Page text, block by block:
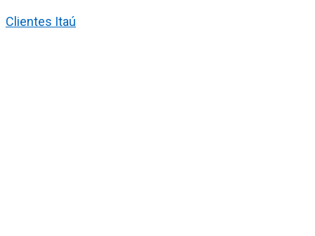
Clientes Itaú